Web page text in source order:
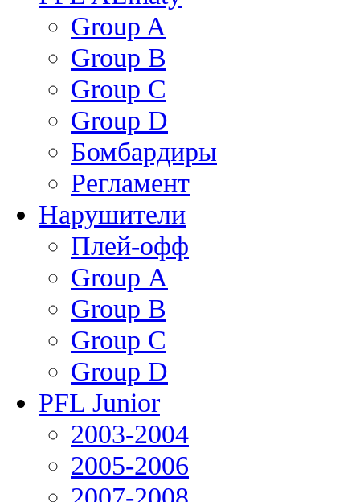
Group A
Group B
Group C
Group D
Бомбардиры
Регламент
Нарушители
Плей-офф
Group А
Group В
Group С
Group D
PFL Junior
2003-2004
2005-2006